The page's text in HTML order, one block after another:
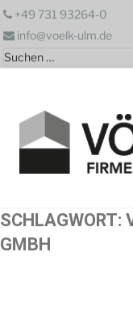
Zum
springen
+49 731 93264-0
info@voelk-ulm.de
Suchen
nach:
SCHLAGWORT:
GMBH